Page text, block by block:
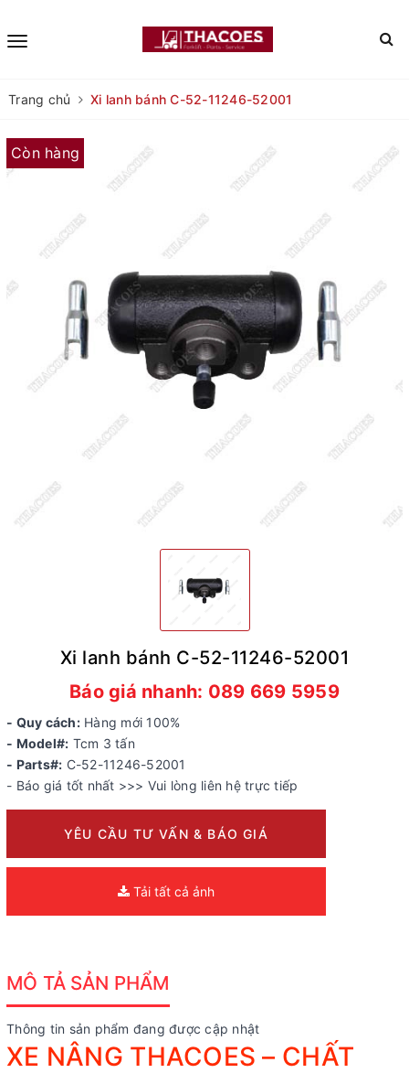
Trang chủ Xi lanh bánh C-52-11246-52001
Còn hàng
Xi lanh bánh C-52-11246-52001
Báo giá nhanh: 089 669 5959
- Quy cách:Hàng mới 100%
- Model#: Tcm 3 tấn
- Parts#: C-52-11246-52001
- Báo giá tốt nhất >>> Vui lòng liên hệ trực tiếp
YÊU CẦU TƯ VẤN & BÁO GIÁ
Tải tất cả ảnh
MÔ TẢ SẢN PHẨM
Thông tin sản phẩm đang được cập nhật
XE NÂNG THACOES – CHẤT